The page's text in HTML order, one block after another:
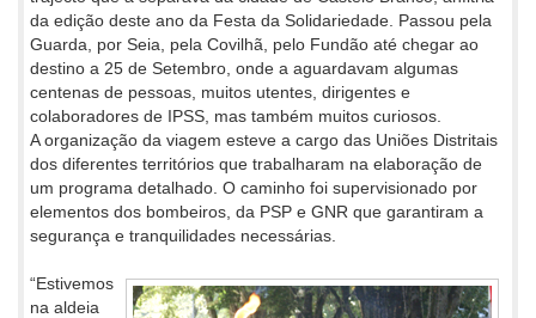
da edição deste ano da Festa da Solidariedade. Passou pela
Guarda, por Seia, pela Covilhã, pelo Fundão até chegar ao
destino a 25 de Setembro, onde a aguardavam algumas
centenas de pessoas, muitos utentes, dirigentes e
colaboradores de IPSS, mas também muitos curiosos.
A organização da viagem esteve a cargo das Uniões Distritais
dos diferentes territórios que trabalharam na elaboração de
um programa detalhado. O caminho foi supervisionado por
elementos dos bombeiros, da PSP e GNR que garantiram a
segurança e tranquilidades necessárias.
“Estivemos
na aldeia